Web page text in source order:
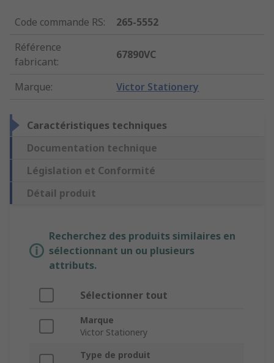
Code commande RS:
265-5552
Référence
fabricant:
67890VC
Marque: Victor Stationery
Caractéristiques techniques
Documentation technique
Législation et Conformité
Détail produit
Recherchez des produits similaires en
sélectionnant un ou plusieurs
attributs.
Sélectionner tout
Marque
Victor Stationery
Type de produit